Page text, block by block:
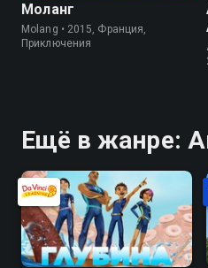
Моланг
Molang • 2015, Франция,
Приключения
Ещё в жанре: